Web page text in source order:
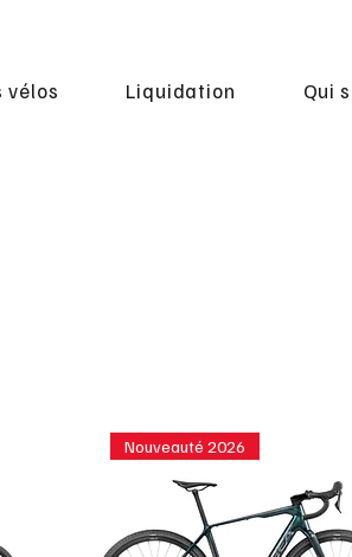
vélos Liquidation Qui
Nouveauté 2026